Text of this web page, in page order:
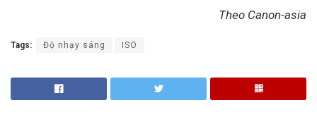
Theo Canon-asia
Tags: Độ nhạy sáng ISO